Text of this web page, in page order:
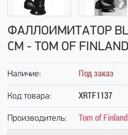
ФАЛЛОИМИТАТОР
СМ - TOM OF FINLAND
Наличие: Под заказ
Код товара: XRTF1137
Производитель: Tom of Finland